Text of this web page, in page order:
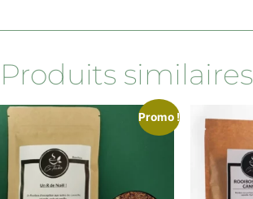
Produits similaires
Promo !